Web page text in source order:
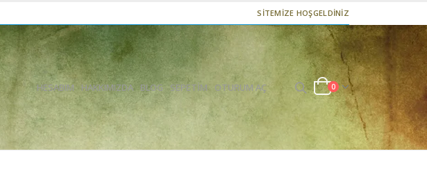
SİTEMİZE HOŞGELDİNİZ
HESABIM HAKKIMIZDA BLOG SEPETIM OTURUM AÇ 0